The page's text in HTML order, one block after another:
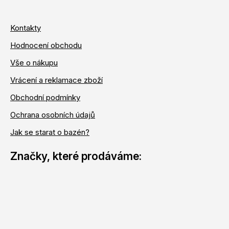
Kontakty
Hodnocení obchodu
Vše o nákupu
Vrácení a reklamace zboží
Obchodní podmínky
Ochrana osobních údajů
Jak se starat o bazén?